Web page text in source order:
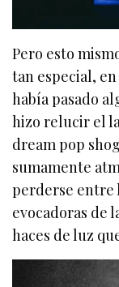
Pero esto
tan especial,
había pasado
hizo relucir el
dream pop
sumamente
perderse entre
evocadoras de
haces de luz